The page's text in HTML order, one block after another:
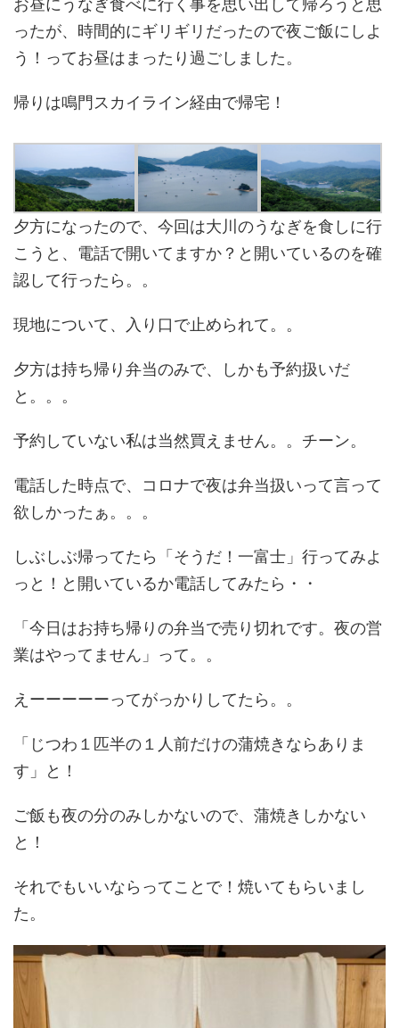
お昼にうなぎ食べに行く事を思い出して帰ろうと思
ったが、時間的にギリギリだったので夜ご飯にしよ
う！ってお昼はまったり過ごしました。
帰りは鳴門スカイライン経由で帰宅！
夕方になったので、今回は大川のうなぎを食しに行
こうと、電話で開いてますか？と開いているのを確
認して行ったら。。
現地について、入り口で止められて。。
夕方は持ち帰り弁当のみで、しかも予約扱いだ
と。。。
予約していない私は当然買えません。。チーン。
電話した時点で、コロナで夜は弁当扱いって言って
欲しかったぁ。。。
しぶしぶ帰ってたら「そうだ！一富士」行ってみよ
っと！と開いているか電話してみたら・・
「今日はお持ち帰りの弁当で売り切れです。夜の営
業はやってません」って。。
えーーーーーってがっかりしてたら。。
「じつわ１匹半の１人前だけの蒲焼きならありま
す」と！
ご飯も夜の分のみしかないので、蒲焼きしかない
と！
それでもいいならってことで！焼いてもらいまし
た。